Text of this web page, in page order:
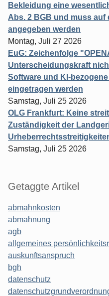
Bekleidung eine
Abs. 2 BGB und muss
angegeben werden
Montag, Juli 27 2026
EuG: Zeichenfolge
Unterscheidungskraft
Software und KI-
eingetragen werden
Samstag, Juli 25 2026
OLG Frankfurt: Keine
Zuständigkeit der
Samstag, Juli 25 2026
Getaggte Artikel
abmahnkosten
abmahnung
agb
allgemeines
auskunftsanspruch
bgh
datenschutz